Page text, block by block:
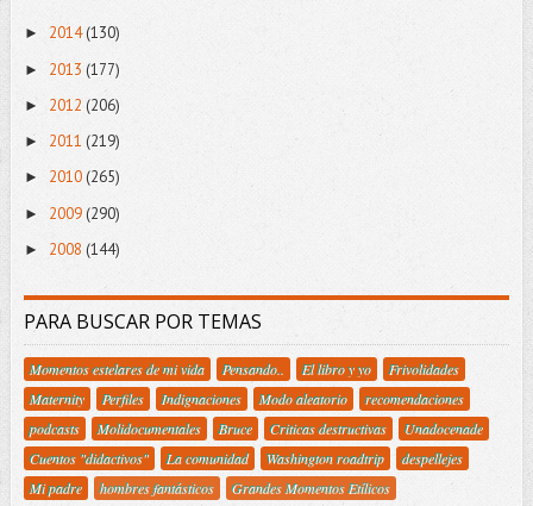
► 2014(130)
► 2013 (177)
► 2012 (206)
► 2011 (219)
► 2010(265)
► 2009(290)
► 2008 (144)
PARA BUSCAR POR TEMAS
Momentos estelares de mi vida Pensando.. El libro y yo
Frivolidades
Maternity
Perfiles Indignaciones Modo aleatorio
recomendaciones
podcasts
Molidocumentales Bruce Criticas destructivas
Unadocenade
Cuentos "didactivos"
La comunidad Washington roadtrip
despellejes
Mi padre
hombres fantásticos
Grandes Momentos Etílicos